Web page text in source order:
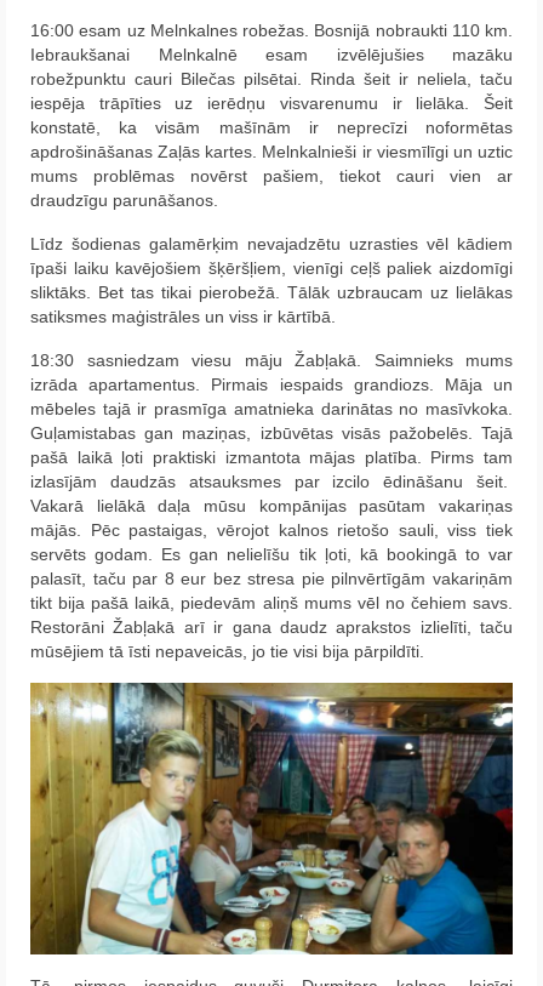
16:00 esam uz Melnkalnes robežas. Bosnijā nobraukti 110 km.
Iebraukšanai Melnkalnē esam izvēlējušies mazāku
robežpunktu cauri Bilečas pilsētai. Rinda šeit ir neliela, taču
iespēja trāpīties uz ierēdņu visvarenumu ir lielāka. Šeit
konstatē, ka visām mašīnām ir neprecīzi noformētas
apdrošināšanas Zaļās kartes. Melnkalnieši ir viesmīlīgi un uztic
mums problēmas novērst pašiem, tiekot cauri vien ar
draudzīgu parunāšanos.
Līdz šodienas galamērķim nevajadzētu uzrasties vēl kādiem
īpaši laiku kavējošiem šķēršļiem, vienīgi ceļš paliek aizdomīgi
sliktāks. Bet tas tikai pierobežā. Tālāk uzbraucam uz lielākas
satiksmes maģistrāles un viss ir kārtībā.
18:30 sasniedzam viesu māju Žabļakā. Saimnieks mums
izrāda apartamentus. Pirmais iespaids grandiozs. Māja un
mēbeles tajā ir prasmīga amatnieka darinātas no masīvkoka.
Guļamistabas gan maziņas, izbūvētas visās pažobelēs. Tajā
pašā laikā ļoti praktiski izmantota mājas platība. Pirms tam
izlasījām daudzās atsauksmes par izcilo ēdināšanu šeit.
Vakarā lielākā daļa mūsu kompānijas pasūtam vakariņas
mājās. Pēc pastaigas, vērojot kalnos rietošo sauli, viss tiek
servēts godam. Es gan nelielīšu tik ļoti, kā bookingā to var
palasīt, taču par 8 eur bez stresa pie pilnvērtīgām vakariņām
tikt bija pašā laikā, piedevām aliņš mums vēl no čehiem savs.
Restorāni Žabļakā arī ir gana daudz aprakstos izlielīti, taču
mūsējiem tā īsti nepaveicās, jo tie visi bija pārpildīti.